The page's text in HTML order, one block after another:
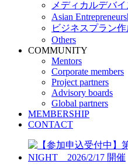
メディカルデバ
Asian
ビジネスプラン
Others
COMMUNITY
Mentors
Corporate members
Project partners
Advisory boards
Global partners
MEMBERSHIP
CONTACT